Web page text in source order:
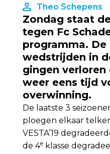
Theo Schepens
Zondag staat
tegen Fc
programma.
wedstrijden in
gingen
weer eens tijd
overwinning.
De laatste 3
ploegen elkaar
VESTA’19
de 4eklasse